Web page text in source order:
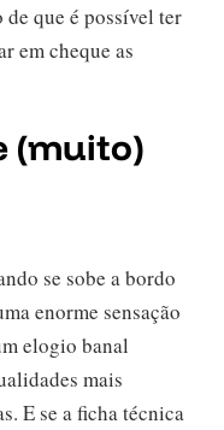
que é possível ter
em cheque as
(muito)
se sobe a bordo
enorme sensação
elogio banal
mais
E se a ficha técnica